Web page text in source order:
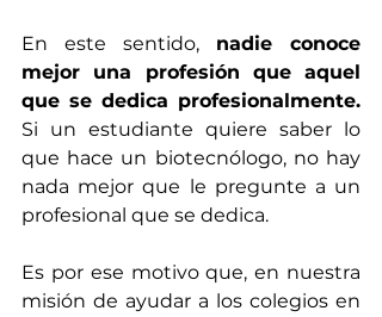
En este sentido, nadie conoce
mejor una profesión que aquel
que se dedica profesionalmente.
Si un estudiante quiere saber lo
que hace un biotecnólogo, no hay
nada mejor que le pregunte a un
profesional que se dedica.
Es por ese motivo que, en nuestra
misión de ayudar a los colegios en